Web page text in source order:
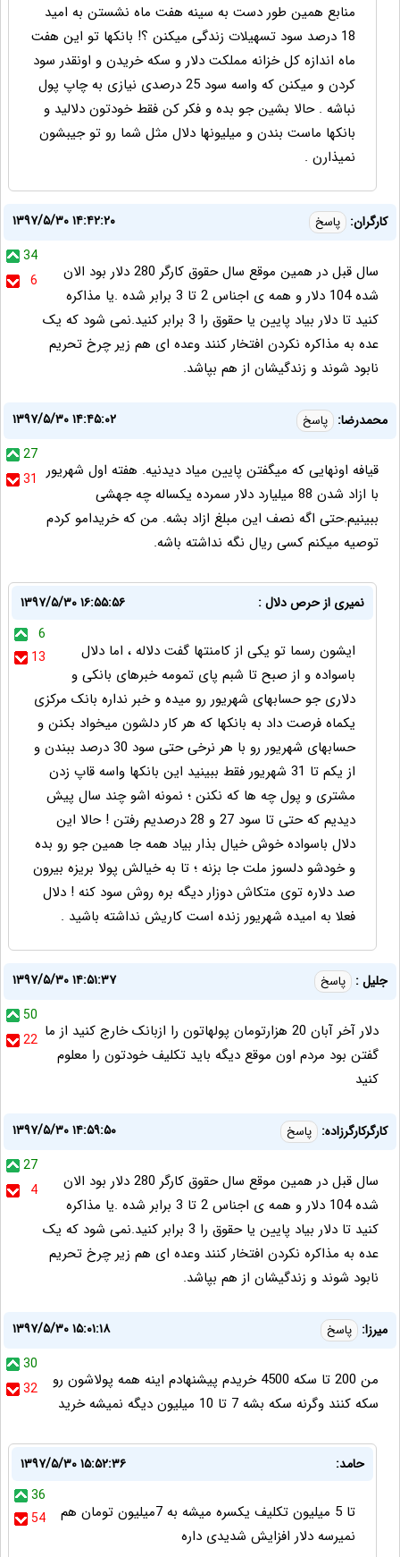
منابع همین طور دست به سینه هفت ماه نشستن به امید
18 درصد سود تسهیلات زندگی میکنن ؟! بانکها تو این هفت
ماه اندازه کل خزانه مملکت دلار و سکه خریدن و اونقدر سود
کردن و میکنن که واسه سود 25 درصدی نیازی به چاپ پول
نباشه . حالا بشین جو بده و فکر کن فقط خودتون دلالید و
بانکها ماست بندن و میلیونها دلال مثل شما رو تو جیبشون
نمیذارن .
کارگران: پاسخ
۱۳۹۷/۵/۳۰ ۱۴:۴۲:۲۰
34
6
سال قبل در همین موقع سال حقوق کارگر 280 دلار بود الان
شده 104 دلار و همه ی اجناس 2 تا 3 برابر شده .یا مذاکره
کنید تا دلار بیاد پایین یا حقوق را 3 برابر کنید.نمی شود که یک
عده به مذاکره نکردن افتخار کنند وعده ای هم زیر چرخ تحریم
نابود شوند و زندگیشان از هم بپاشد.
محمدرضا: پاسخ
۱۳۹۷/۵/۳۰ ۱۴:۴۵:۰۲
27
31
قیافه اونهایی که میگفتن پایین میاد دیدنیه. هفته اول شهریور
با ازاد شدن 88 میلیارد دلار سمرده یکساله چه جهشی
ببینیم.حتی اگه نصف این مبلغ ازاد بشه. من که خریدامو کردم
توصیه میکنم کسی ریال نگه نداشته باشه.
نمیری از حرص دلال :
۱۳۹۷/۵/۳۰ ۱۶:۵۵:۵۶
6
13
ایشون رسما تو یکی از کامنتها گفت دلاله ، اما دلال
باسواده و از صبح تا شبم پای تمومه خبرهای بانکی و
دلاری جو حسابهای شهریور رو میده و خبر نداره بانک مرکزی
یکماه فرصت داد به بانکها که هر کار دلشون میخواد بکنن و
حسابهای شهریور رو با هر نرخی حتی سود 30 درصد ببندن و
از یکم تا 31 شهریور فقط ببینید این بانکها واسه قاپ زدن
مشتری و پول چه ها که نکنن ؛ نمونه اشو چند سال پیش
دیدیم که حتی تا سود 27 و 28 درصدیم رفتن ! حالا این
دلال باسواده خوش خیال بذار بیاد همه جا همین جو رو بده
و خودشو دلسوز ملت جا بزنه ؛ تا به خیالش پولا بریزه بیرون
صد دلاره توی متکاش دوزار دیگه بره روش سود کنه ! دلال
فعلا به امیده شهریور زنده است کاریش نداشته باشید .
جلیل : پاسخ
۱۳۹۷/۵/۳۰ ۱۴:۵۱:۳۷
50
22 دلار آخر آبان 20 هزارتومان پولهاتون را ازبانک خارج کنید از ما
گفتن بود مردم اون موقع دیگه باید تکلیف خودتون را معلوم
کنید
کارگرکارگرزاده: پاسخ
۱۳۹۷/۵/۳۰ ۱۴:۵۹:۵۰
27
4
سال قبل در همین موقع سال حقوق کارگر 280 دلار بود الان
شده 104 دلار و همه ی اجناس 2 تا 3 برابر شده .یا مذاکره
کنید تا دلار بیاد پایین یا حقوق را 3 برابر کنید.نمی شود که یک
عده به مذاکره نکردن افتخار کنند وعده ای هم زیر چرخ تحریم
نابود شوند و زندگیشان از هم بپاشد.
میرزا: پاسخ
۱۳۹۷/۵/۳۰ ۱۵:۰۱:۱۸
30
32
من 200 تا سکه 4500 خریدم پیشنهادم اینه همه پولاشون رو
سکه کنند وگرنه سکه بشه 7 تا 10 میلیون دیگه نمیشه خرید
حامد:
۱۳۹۷/۵/۳۰ ۱۵:۵۲:۳۶
36
54
تا 5 میلیون تکلیف یکسره میشه به 7میلیون تومان هم
نمیرسه دلار افزایش شدیدی داره